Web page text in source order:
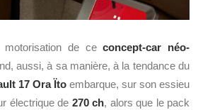
motorisation de ceconcept-car néo-
aussi, à sa manière, à la tendance du
17 Ora Ïto embarque, sur son essieu
électrique de 270 ch, alors que le pack